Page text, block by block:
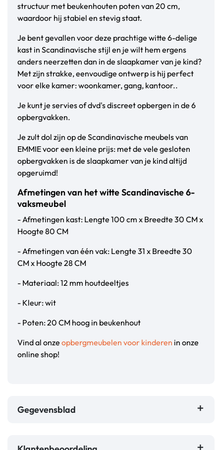
structuur met beukenhouten poten van 20 cm,
waardoor hij stabiel en stevig staat.
Je bent gevallen voor deze prachtige witte 6-delige
kast in Scandinavische stijl en je wilt hem ergens
anders neerzetten dan in de slaapkamer van je kind?
Met zijn strakke, eenvoudige ontwerp is hij perfect
voor elke kamer: woonkamer, gang, kantoor..
Je kunt je servies of dvd's discreet opbergen in de 6
opbergvakken.
Je zult dol zijn op de Scandinavische meubels van
EMMIE voor een kleine prijs: met de vele gesloten
opbergvakken is de slaapkamer van je kind altijd
opgeruimd!
Afmetingen van het witte Scandinavische 6-
vaksmeubel
- Afmetingen kast: Lengte 100 cm x Breedte 30 CM x
Hoogte 80 CM
- Afmetingen van één vak: Lengte 31 x Breedte 30
CM x Hoogte 28 CM
- Materiaal: 12 mm houtdeeltjes
- Kleur: wit
- Poten: 20 CM hoog in beukenhout
Vind al onze opbergmeubelen voor kinderen in onze
online shop!
Gegevensblad